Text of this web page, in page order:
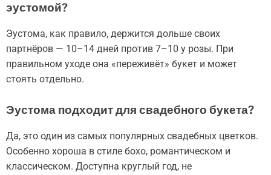
эустомой?
Эустома, как правило, держится дольше своих
партнёров — 10–14 дней против 7–10 у розы. При
правильном уходе она «переживёт» букет и может
стоять отдельно.
Эустома подходит для свадебного букета?
Да, это один из самых популярных свадебных цветков.
Особенно хороша в стиле бохо, романтическом и
классическом. Доступна круглый год, не